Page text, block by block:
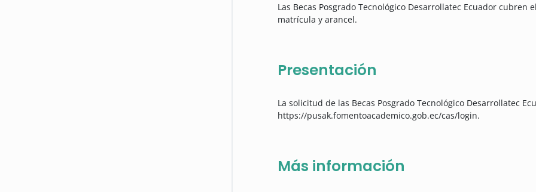
Las Becas Posgrado Tecnológico Desarrollatec Ecuador cubren
matrícula y arancel.
Presentación
La solicitud de las Becas Posgrado Tecnológico Desarrollatec
https://pusak.fomentoacademico.gob.ec/cas/login.
Más información